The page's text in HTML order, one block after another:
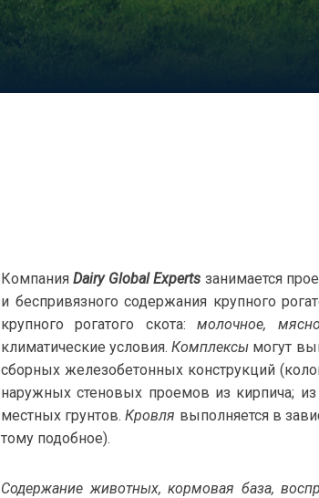
КомпанияDairy Global Experts занимается
и беспривязного содержания крупного
крупного рогатого скота:молочное,
климатические условия.Комплексы могут
сборных железобетонных конструкций
наружных стеновых проемов из кирпича;
местных грунтов.Кровля выполняется в
тому подобное).
Содержание животных, кормовая база,